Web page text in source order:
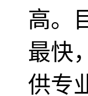
高。
最快
供专